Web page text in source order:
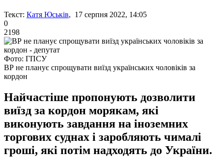
Текст: Катя Юськів, 17 серпня 2022, 14:05
0
2198
Фото: ГПСУ
ВР не планує спрощувати виїзд українських чоловіків за
кордон
Найчастіше пропонують дозволити
виїзд за кордон морякам, які
виконують завдання на іноземних
торгових суднах і заробляють чималі
гроші, які потім надходять до України.